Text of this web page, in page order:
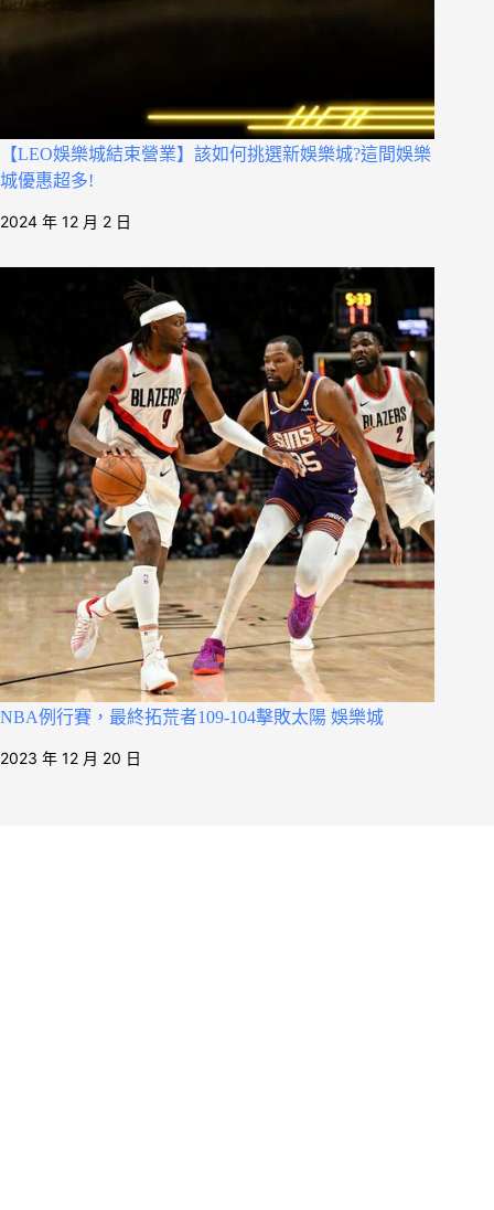
【LEO娛樂城結束營業】該如何挑選新娛樂城?這間娛樂
城優惠超多!
2024 年 12 月 2 日
NBA例行賽，最終拓荒者109-104擊敗太陽 娛樂城
2023 年 12 月 20 日